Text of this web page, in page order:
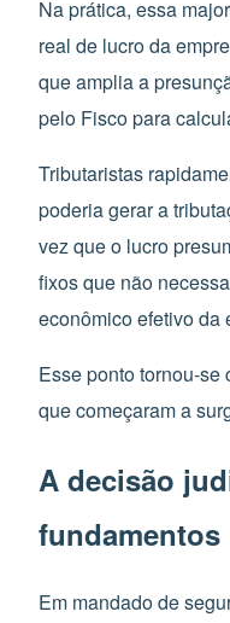
Na prática, essa
real de lucro da
que amplia a
pelo Fisco para
Tributaristas
poderia gerar a
vez que o lucro
fixos que não
econômico efetivo da
Esse ponto tornou-
que começaram a
A decisão
fundamentos
Em mandado de